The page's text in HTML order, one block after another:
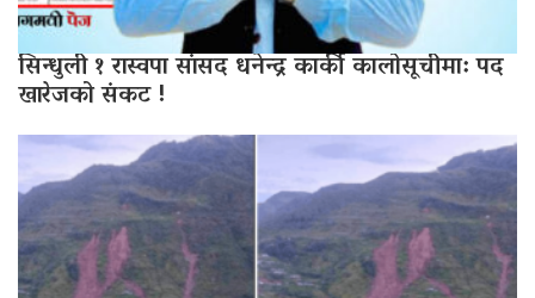
सिन्धुली १ रास्वपा सांसद धनेन्द्र कार्की कालोसूचीमा: पद
खारेजको संकट !